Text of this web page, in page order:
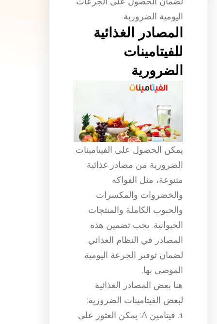
اليومية الضرورية.
المصادر الغذائية
للفيتامينات
الضرورية
يمكن الحصول على الفيتامينات
الضرورية من مصادر غذائية
متنوعة، مثل الفواكه
والخضروات والمكسرات
والحبوب الكاملة والمنتجات
الحيوانية. يجب تضمين هذه
المصادر في النظام الغذائي
لضمان توفير الجرعة اليومية
الموصى بها.
هنا بعض المصادر الغذائية
لبعض الفيتامينات الضرورية:
1. فيتامين A: يمكن العثور على